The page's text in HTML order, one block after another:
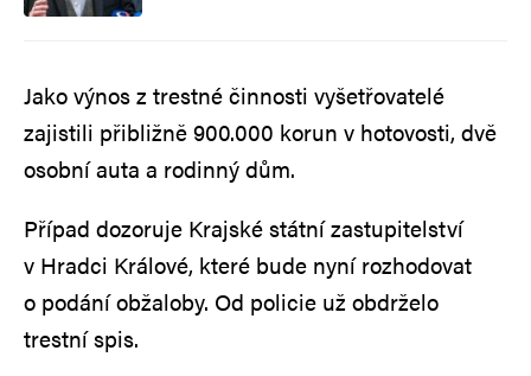
Jako výnos z trestné činnosti vyšetřovatelé
zajistili přibližně 900.000 korun v hotovosti, dvě
osobní auta a rodinný dům.
Případ dozoruje Krajské státní zastupitelství
v Hradci Králové, které bude nyní rozhodovat
o podání obžaloby. Od policie už obdrželo
trestní spis.